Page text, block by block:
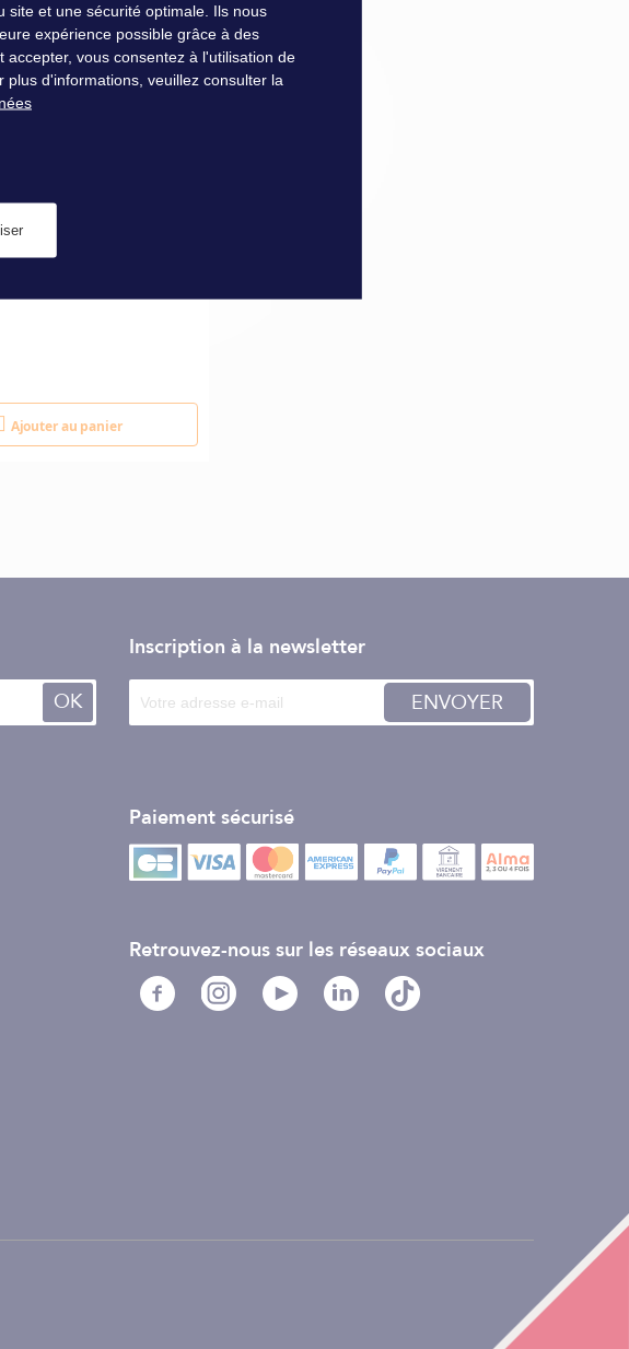
NEOPRENE 250ML
Ajouter au panier
OK
Inscription à la newsletter
ENVOYER
Paiement sécurisé
Retrouvez-nous sur les réseaux sociaux
site et une sécurité optimale. Ils nous
expérience possible grâce à des
vous consentez à l'utilisation de
d'informations, veuillez consulter la